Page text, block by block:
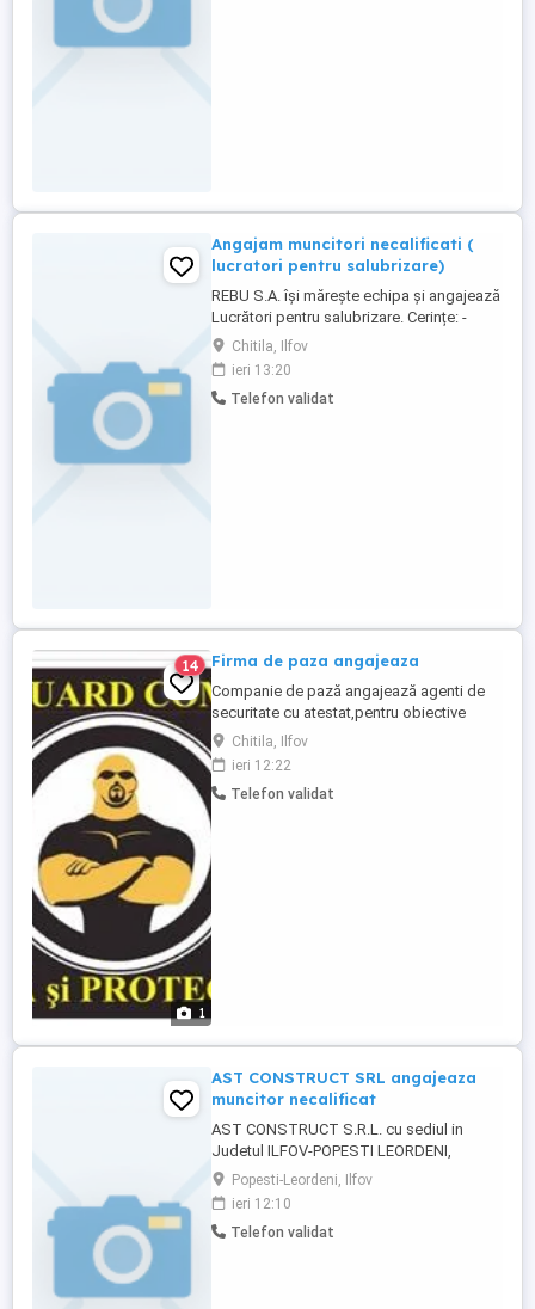
Angajam muncitori necalificati (
lucratori pentru salubrizare)
REBU S.A. își mărește echipa și angajează
Lucrători pentru salubrizare. Cerințe: -
Seriozitate și responsabilitate; -
Disponibilitate pentru muncă fizică
desfășurată în teren; - Apt din punct de
vedere medical. Oferim: Contract
Chitila, Ilfov
ieri 13:20
Telefon validat
1
14 Firma de paza angajeaza
Companie de pază angajează agenti de
securitate cu atestat,pentru obiective
aflate în zona Chitila-Ilfov.Se cere
seriozitate,capacitate de munca in
echipa.Se oferă salariul 3.500 lei luna.
Chitila, Ilfov
ieri 12:22
Telefon validat
AST CONSTRUCT SRL angajeaza
muncitor necalificat
AST CONSTRUCT S.R.L. cu sediul in
Judetul ILFOV-POPESTI LEORDENI,
Soseua Centura nr. 111A..Indentificata cu
cod unic de inregistrare CUI-37366451,
Inmatriculata la Registru Comertului de pe
langa Tribunalul ILFOV cu Nr.
Popesti-Leordeni, Ilfov
ieri 12:10
Telefon validat